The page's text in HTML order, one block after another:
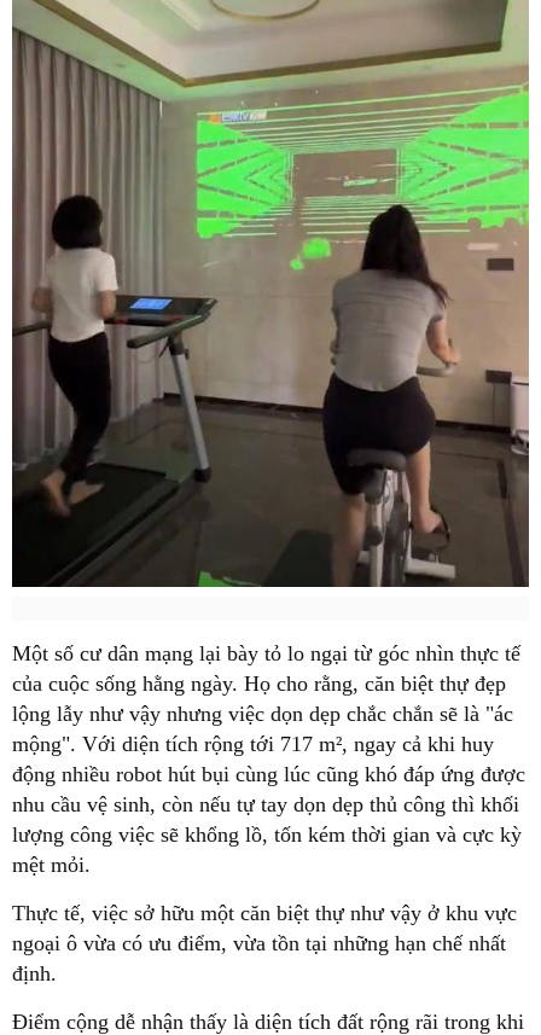
Một số cư dân mạng lại bày tỏ lo ngại từ góc nhìn thực tế
của cuộc sống hằng ngày. Họ cho rằng, căn biệt thự đẹp
lộng lẫy như vậy nhưng việc dọn dẹp chắc chắn sẽ là "ác
mộng". Với diện tích rộng tới 717 m², ngay cả khi huy
động nhiều robot hút bụi cùng lúc cũng khó đáp ứng được
nhu cầu vệ sinh, còn nếu tự tay dọn dẹp thủ công thì khối
lượng công việc sẽ khổng lồ, tốn kém thời gian và cực kỳ
mệt mỏi.
Thực tế, việc sở hữu một căn biệt thự như vậy ở khu vực
ngoại ô vừa có ưu điểm, vừa tồn tại những hạn chế nhất
định.
Điểm cộng dễ nhận thấy là diện tích đất rộng rãi trong khi